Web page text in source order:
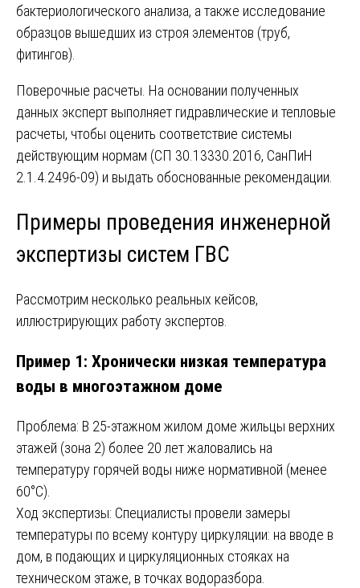
бактериологического анализа, а также исследование
образцов вышедших из строя элементов (труб,
фитингов).
Поверочные расчеты. На основании полученных
данных эксперт выполняет гидравлические и тепловые
расчеты, чтобы оценить соответствие системы
действующим нормам (СП 30.13330.2016, СанПиН
2.1.4.2496-09) и выдать обоснованные рекомендации.
Примеры проведения инженерной
экспертизы систем ГВС
Рассмотрим несколько реальных кейсов,
иллюстрирующих работу экспертов.
Пример 1: Хронически низкая температура
воды в многоэтажном доме
Проблема: В 25-этажном жилом доме жильцы верхних
этажей (зона 2) более 20 лет жаловались на
температуру горячей воды ниже нормативной (менее
60°C).
Ход экспертизы: Специалисты провели замеры
температуры по всему контуру циркуляции: на вводе в
дом, в подающих и циркуляционных стояках на
техническом этаже, в точках водоразбора.